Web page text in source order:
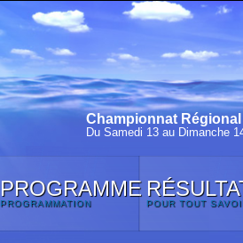
Championnat Régional
Du Samedi 13 au Dimanche
PROGRAMME
PROGRAMMATION POUR TOUT